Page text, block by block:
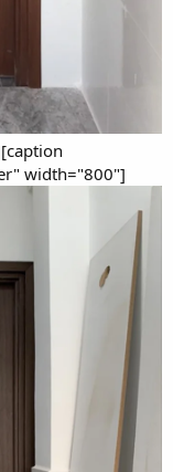
width="800"]